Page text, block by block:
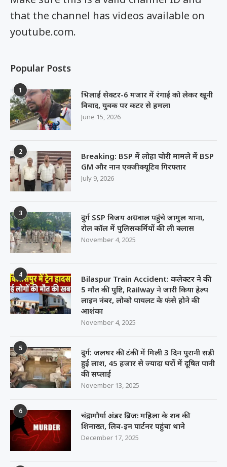
that the channel has videos available on
youtube.com.
Popular Posts
1
भिलाई सेक्टर-6 मजार में रंगाई को लेकर खूनी
विवाद, युवक पर कटर से हमला
June 15, 2026
2
Breaking: BSP में लोहा चोरी मामले में BSP
GM और नान एक्जीक्यूटिव गिरफ्तार
July 9, 2026
3
दुर्ग SSP विजय अग्रवाल पहुंचे जामुल थाना,
रोल कॉल में पुलिसकर्मियों की ली क्लास
November 4, 2025
4
Bilaspur Train Accident: कलेक्टर ने की
5 मौत की पुष्टि, Railway ने जारी किया हेल्प
लाइन नंबर, लोको पायलट के फंसे होने की
आशंका
November 4, 2025
5
दुर्ग: जलघर की टंकी में मिली 3 दिन पुरानी सड़ी
हुई लाश, 45 हजार से ज्यादा घरों में दूषित पानी
की सप्लाई
November 13, 2025
6
चंद्रामौर्या अंडर ब्रिजः महिला के शव की
शिनाख्त, लिव-इन पार्टनर पहुंचा थाने
December 17, 2025